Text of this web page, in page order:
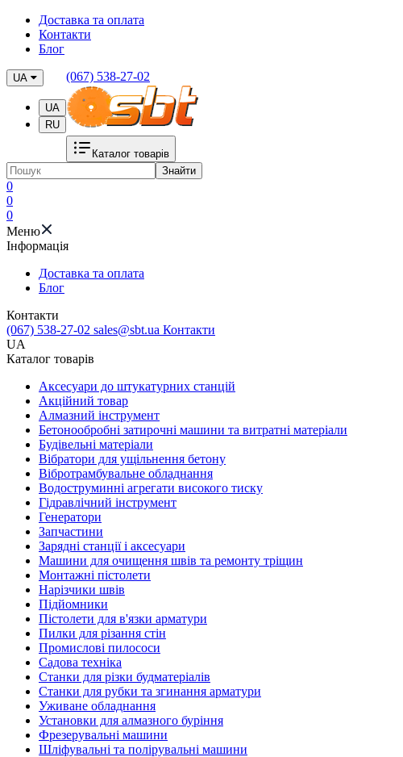
Доставка та оплата
Контакти
Блог
UA
UA
RU
(067) 538-27-02
Каталог товарів
Знайти
0
0
0
Меню
Iнформація
Доставка та оплата
Блог
Контакти
(067) 538-27-02 sales@sbt.ua Контакти
UA
Каталог товарів
Аксесуари до штукатурних станцій
Акційний товар
Алмазний інструмент
Бетонообробні затирочні машини та витратні матеріали
Будівельні матеріали
Вібратори для ущільнення бетону
Вібротрамбувальне обладнання
Водоструминні агрегати високого тиску
Гідравлічний інструмент
Генератори
Запчастини
Зарядні станції і аксесуари
Машини для очищення швів та ремонту тріщин
Монтажні пістолети
Нарізчики швів
Підйомники
Пістолети для в'язки арматури
Пилки для різання стін
Промислові пилососи
Садова техніка
Станки для різки будматеріалів
Станки для рубки та згинання арматури
Уживане обладнання
Установки для алмазного буріння
Фрезерувальні машини
Шліфувальні та полірувальні машини